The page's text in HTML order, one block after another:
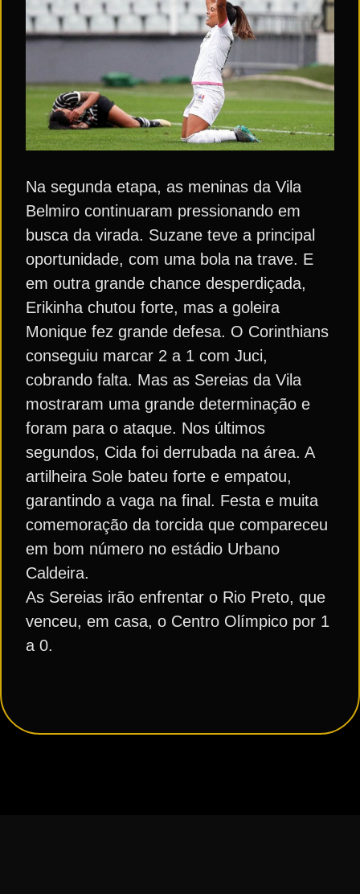
Na segunda etapa, as meninas da Vila
Belmiro continuaram pressionando em
busca da virada. Suzane teve a principal
oportunidade, com uma bola na trave. E
em outra grande chance desperdiçada,
Erikinha chutou forte, mas a goleira
Monique fez grande defesa. O Corinthians
conseguiu marcar 2 a 1 com Juci,
cobrando falta. Mas as Sereias da Vila
mostraram uma grande determinação e
foram para o ataque. Nos últimos
segundos, Cida foi derrubada na área. A
artilheira Sole bateu forte e empatou,
garantindo a vaga na final. Festa e muita
comemoração da torcida que compareceu
em bom número no estádio Urbano
Caldeira.
As Sereias irão enfrentar o Rio Preto, que
venceu, em casa, o Centro Olímpico por 1
a 0.